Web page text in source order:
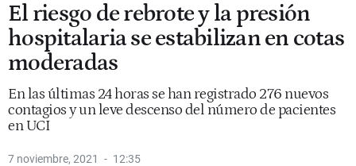
El riesgo de rebrote y la presión
hospitalaria se estabilizan en cotas
moderadas
En las últimas 24 horas se han registrado 276 nuevos
contagios y un leve descenso del número de pacientes
en UCI
7 noviembre, 2021 12:35